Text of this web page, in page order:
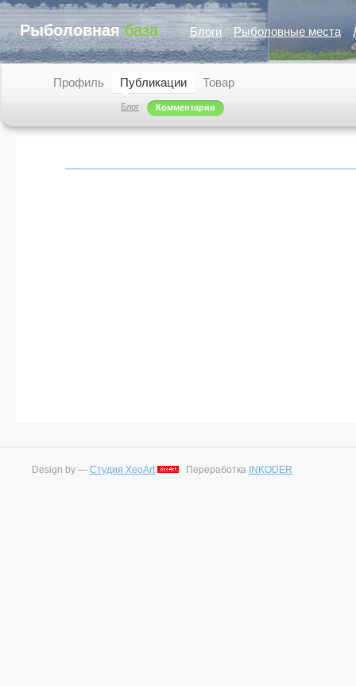
Рыболовная база Блоги Рыболовные места
Профиль Публикации
Блог Комментарии
Товар
Design by — Студия XeoArt Переработка INKODER